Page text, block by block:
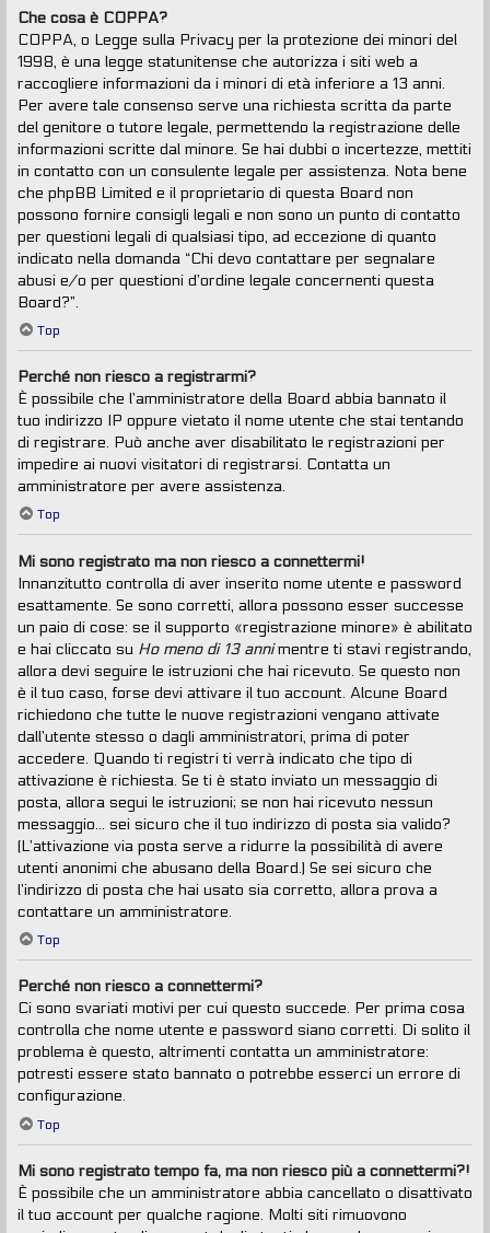
Che cosa è COPPA?
COPPA, o Legge sulla Privacy per la protezione dei minori del
1998, è una legge statunitense che autorizza i siti web a
raccogliere informazioni da i minori di età inferiore a 13 anni.
Per avere tale consenso serve una richiesta scritta da parte
del genitore o tutore legale, permettendo la registrazione delle
informazioni scritte dal minore. Se hai dubbi o incertezze, mettiti
in contatto con un consulente legale per assistenza. Nota bene
che phpBB Limited e il proprietario di questa Board non
possono fornire consigli legali e non sono un punto di contatto
per questioni legali di qualsiasi tipo, ad eccezione di quanto
indicato nella domanda “Chi devo contattare per segnalare
abusi e/o per questioni d’ordine legale concernenti questa
Board?”.
Top
Perché non riesco a registrarmi?
È possibile che l’amministratore della Board abbia bannato il
tuo indirizzo IP oppure vietato il nome utente che stai tentando
di registrare. Può anche aver disabilitato le registrazioni per
impedire ai nuovi visitatori di registrarsi. Contatta un
amministratore per avere assistenza.
Top
Mi sono registrato ma non riesco a connettermi!
Innanzitutto controlla di aver inserito nome utente e password
esattamente. Se sono corretti, allora possono esser successe
un paio di cose: se il supporto «registrazione minore» è abilitato
e hai cliccato su Ho meno di 13 annimentre ti stavi registrando,
allora devi seguire le istruzioni che hai ricevuto. Se questo non
è il tuo caso, forse devi attivare il tuo account. Alcune Board
richiedono che tutte le nuove registrazioni vengano attivate
dall’utente stesso o dagli amministratori, prima di poter
accedere. Quando ti registri ti verrà indicato che tipo di
attivazione è richiesta. Se ti è stato inviato un messaggio di
posta, allora segui le istruzioni; se non hai ricevuto nessun
messaggio... sei sicuro che il tuo indirizzo di posta sia valido?
(L’attivazione via posta serve a ridurre la possibilità di avere
utenti anonimi che abusano della Board.) Se sei sicuro che
l’indirizzo di posta che hai usato sia corretto, allora prova a
contattare un amministratore.
Top
Perché non riesco a connettermi?
Ci sono svariati motivi per cui questo succede. Per prima cosa
controlla che nome utente e password siano corretti. Di solito il
problema è questo, altrimenti contatta un amministratore:
potresti essere stato bannato o potrebbe esserci un errore di
configurazione.
Top
Mi sono registrato tempo fa, ma non riesco più a connettermi?!
È possibile che un amministratore abbia cancellato o disattivato
il tuo account per qualche ragione. Molti siti rimuovono